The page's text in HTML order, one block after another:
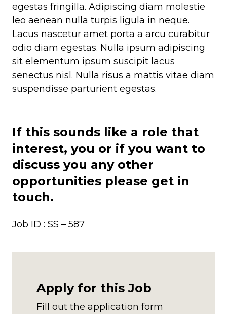
egestas fringilla. Adipiscing diam molestie
leo aenean nulla turpis ligula in neque.
Lacus nascetur amet porta a arcu curabitur
odio diam egestas. Nulla ipsum adipiscing
sit elementum ipsum suscipit lacus
senectus nisl. Nulla risus a mattis vitae diam
suspendisse parturient egestas.
If this sounds like a role that
interest, you or if you want to
discuss you any other
opportunities please get in
touch.
Job ID : SS – 587
Apply for this Job
Fill out the application form